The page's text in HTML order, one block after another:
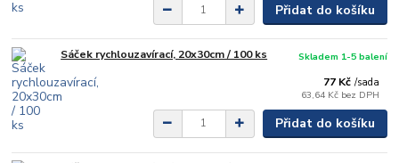
Přidat do košíku
Sáček rychlouzavírací, 20x30cm / 100 ks
77 Kč /sada
63,64 Kč bez DPH
Skladem 1-5 balení
Přidat do košíku